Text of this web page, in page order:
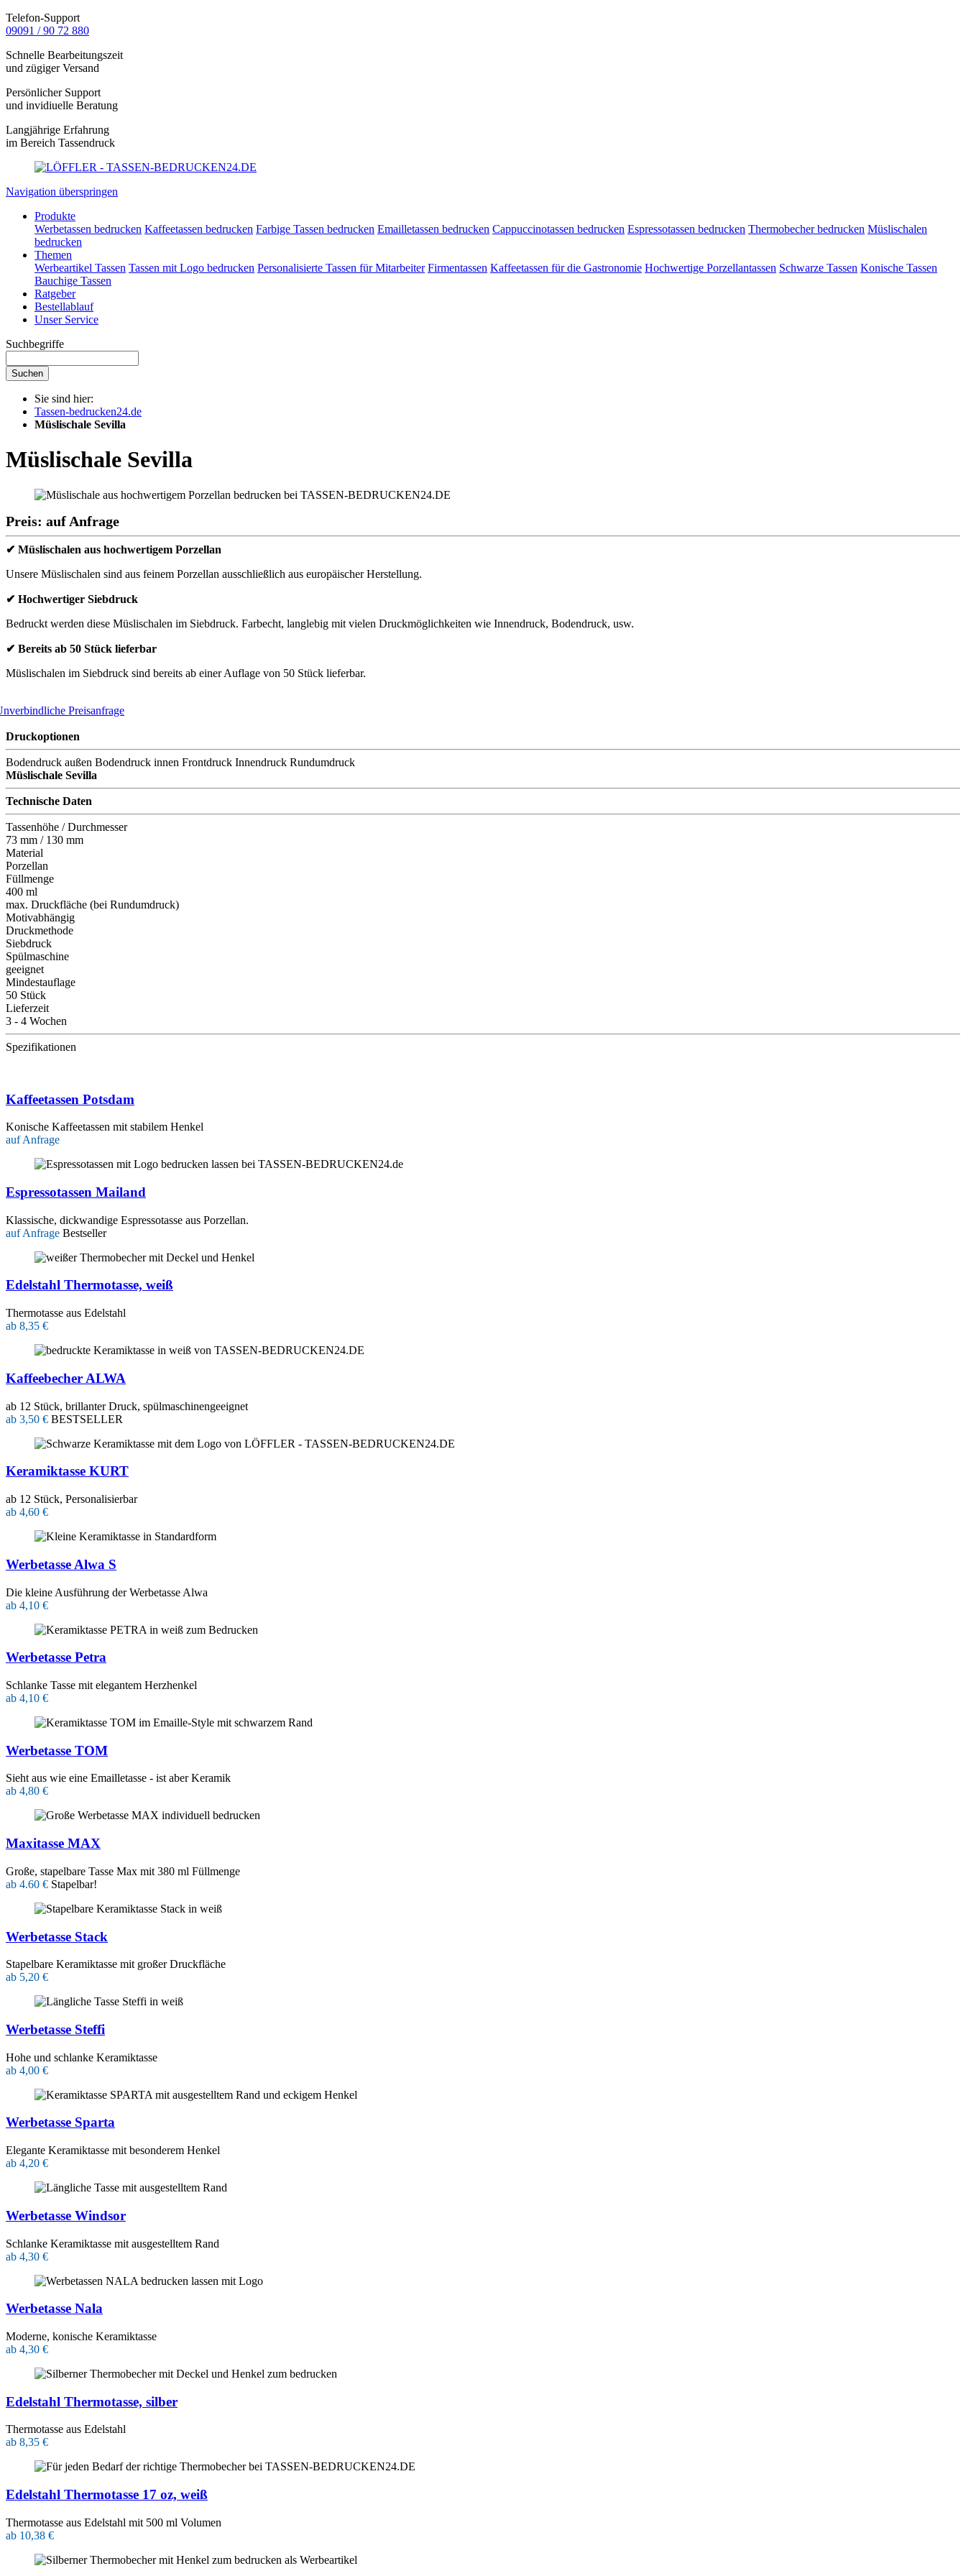
Telefon-Support
09091 / 90 72 880
Schnelle Bearbeitungszeit
und zügiger Versand
Persönlicher Support
und invidiuelle Beratung
Langjährige Erfahrung
im Bereich Tassendruck
Navigation überspringen
Produkte
Werbetassen bedrucken Kaffeetassen bedrucken Farbige Tassen bedrucken Emailletassen bedrucken Cappuccinotassen bedrucken Espressotassen bedrucken Thermobecher bedrucken Müslischalen
bedrucken
Themen
Werbeartikel Tassen Tassen mit Logo bedrucken Personalisierte Tassen für Mitarbeiter Firmentassen Kaffeetassen für die Gastronomie Hochwertige Porzellantassen Schwarze Tassen Konische Tassen
Bauchige Tassen
Ratgeber
Bestellablauf
Unser Service
Suchbegriffe
Suchen
Sie sind hier:
Tassen-bedrucken24.de
Müslischale Sevilla
Müslischale Sevilla
Preis: auf Anfrage
✔ Müslischalen aus hochwertigem Porzellan
Unsere Müslischalen sind aus feinem Porzellan ausschließlich aus europäischer Herstellung.
✔ Hochwertiger Siebdruck
Bedruckt werden diese Müslischalen im Siebdruck. Farbecht, langlebig mit vielen Druckmöglichkeiten wie Innendruck, Bodendruck, usw.
✔ Bereits ab 50 Stück lieferbar
Müslischalen im Siebdruck sind bereits ab einer Auflage von 50 Stück lieferbar.
Preisanfrage
Druckoptionen
Bodendruck außen Bodendruck innen Frontdruck Innendruck Rundumdruck
Müslischale Sevilla
Technische Daten
Tassenhöhe / Durchmesser
73 mm / 130 mm
Material
Porzellan
Füllmenge
400 ml
max. Druckfläche (bei Rundumdruck)
Motivabhängig
Druckmethode
Siebdruck
Spülmaschine
geeignet
Mindestauflage
50 Stück
Lieferzeit
3 - 4 Wochen
Spezifikationen
Kaffeetassen Potsdam
Konische Kaffeetassen mit stabilem Henkel
auf Anfrage
Espressotassen Mailand
Klassische, dickwandige Espressotasse aus Porzellan.
auf Anfrage Bestseller
Edelstahl Thermotasse, weiß
Thermotasse aus Edelstahl
ab 8,35 €
Kaffeebecher ALWA
ab 12 Stück, brillanter Druck, spülmaschinengeeignet
ab 3,50 € BESTSELLER
Keramiktasse KURT
ab 12 Stück, Personalisierbar
ab 4,60 €
Werbetasse Alwa S
Die kleine Ausführung der Werbetasse Alwa
ab 4,10 €
Werbetasse Petra
Schlanke Tasse mit elegantem Herzhenkel
ab 4,10 €
Werbetasse TOM
Sieht aus wie eine Emailletasse - ist aber Keramik
ab 4,80 €
Maxitasse MAX
Große, stapelbare Tasse Max mit 380 ml Füllmenge
ab 4.60 € Stapelbar!
Werbetasse Stack
Stapelbare Keramiktasse mit großer Druckfläche
ab 5,20 €
Werbetasse Steffi
Hohe und schlanke Keramiktasse
ab 4,00 €
Werbetasse Sparta
Elegante Keramiktasse mit besonderem Henkel
ab 4,20 €
Werbetasse Windsor
Schlanke Keramiktasse mit ausgestelltem Rand
ab 4,30 €
Werbetasse Nala
Moderne, konische Keramiktasse
ab 4,30 €
Edelstahl Thermotasse, silber
Thermotasse aus Edelstahl
ab 8,35 €
Edelstahl Thermotasse 17 oz, weiß
Thermotasse aus Edelstahl mit 500 ml Volumen
ab 10,38 €